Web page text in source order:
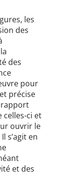
les
des
des
pour
précise
rapport
celles-ci et
ouvrir le
s’agit en
et des